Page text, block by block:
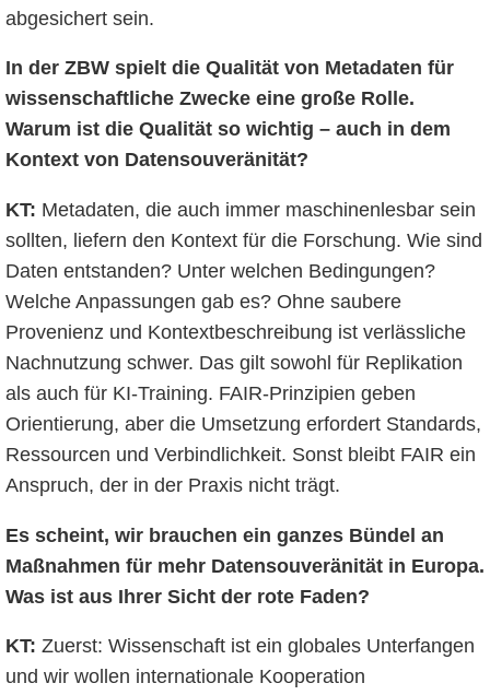
abgesichert sein.
In der ZBW spielt die Qualität von Metadaten für
wissenschaftliche Zwecke eine große Rolle.
Warum ist die Qualität so wichtig – auch in dem
Kontext von Datensouveränität?
KT: Metadaten, die auch immer maschinenlesbar sein
sollten, liefern den Kontext für die Forschung. Wie sind
Daten entstanden? Unter welchen Bedingungen?
Welche Anpassungen gab es? Ohne saubere
Provenienz und Kontextbeschreibung ist verlässliche
Nachnutzung schwer. Das gilt sowohl für Replikation
als auch für KI-Training. FAIR-Prinzipien geben
Orientierung, aber die Umsetzung erfordert Standards,
Ressourcen und Verbindlichkeit. Sonst bleibt FAIR ein
Anspruch, der in der Praxis nicht trägt.
Es scheint, wir brauchen ein ganzes Bündel an
Maßnahmen für mehr Datensouveränität in Europa.
Was ist aus Ihrer Sicht der rote Faden?
KT: Zuerst: Wissenschaft ist ein globales Unterfangen
und wir wollen internationale Kooperation